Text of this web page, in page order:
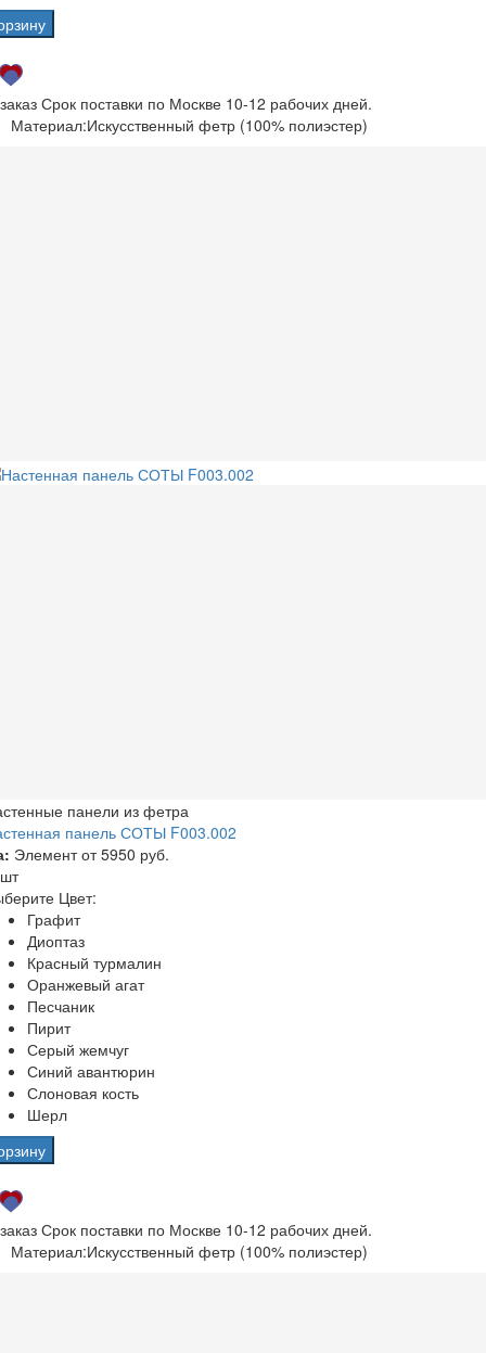
Срок поставки по Москве 10-12 рабочих дней.
Материал:Искусственный фетр (100% полиэстер)
панели из фетра
панель СОТЫ F003.002
Элемент от 5950 руб.
Цвет:
Графит
Диоптаз
Красный турмалин
Оранжевый агат
Песчаник
Пирит
Серый жемчуг
Синий авантюрин
Слоновая кость
Шерл
Срок поставки по Москве 10-12 рабочих дней.
Материал:Искусственный фетр (100% полиэстер)